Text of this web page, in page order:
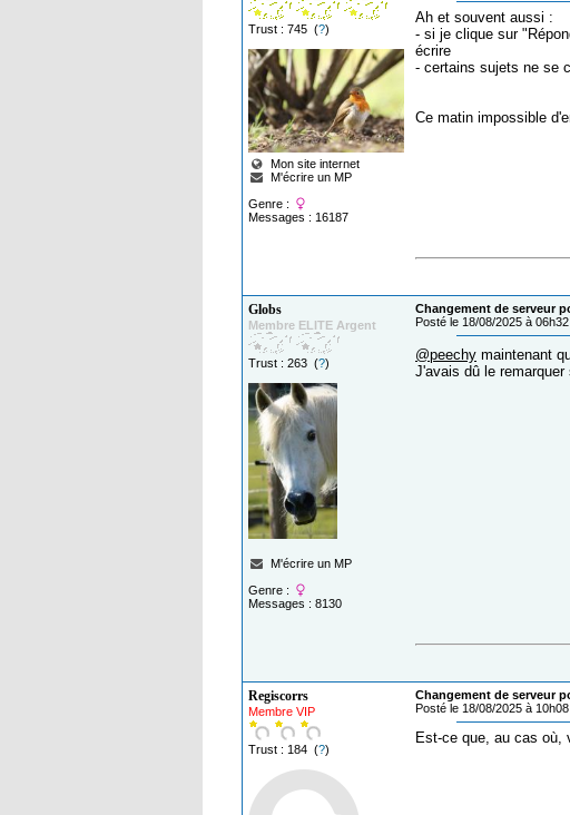
Trust : 745 (?)
Mon site internet
M'écrire un MP
Genre :
Messages : 16187
Ah et souvent aussi :
- si je clique sur
écrire
- certains sujets ne se
Ce matin impossible
Globs
Membre ELITE Argent
Trust : 263 (?)
M'écrire un MP
Genre :
Messages : 8130
Changement de serveur
Posté le 18/08/2025 à 06h32
@peechy maintenant
J'avais dû le
Regiscorrs
Membre VIP
Trust : 184 (?)
Changement de serveur
Posté le 18/08/2025 à 10h08
Est-ce que, au cas